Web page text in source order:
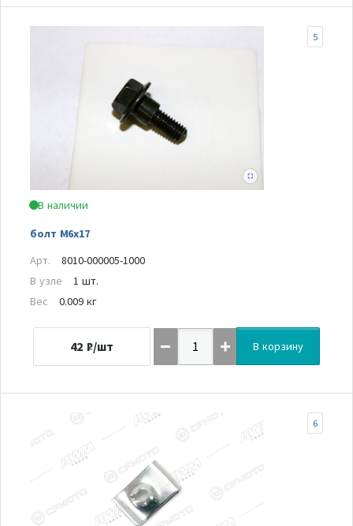
В наличии
болт М6х17
5
Арт.
8010-000005-1000
В узле
1 шт.
Вес
0.009 кг
42 ₽/шт В корзину
6